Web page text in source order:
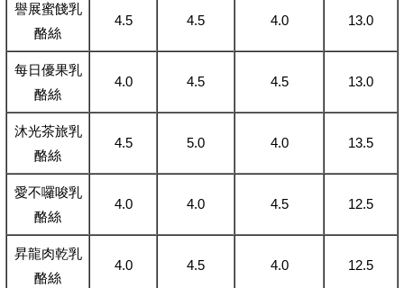
譽展蜜餞乳
酪絲
4.5 4.5 4.0 13.0
每日優果乳
酪絲
4.0 4.5 4.5 13.0
沐光茶旅乳
酪絲
4.5 5.0 4.0 13.5
愛不囉唆乳
酪絲
4.0 4.0 4.5 12.5
昇龍肉乾乳
酪絲
4.0 4.5 4.0 12.5